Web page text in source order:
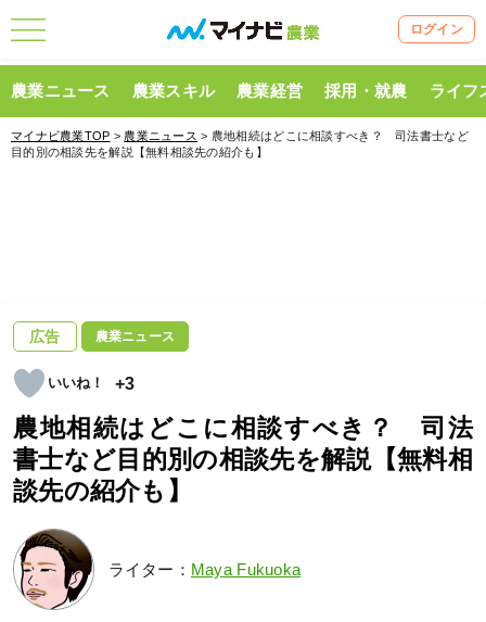
ログイン
農業ニュース 農業スキル 農業経営 採用・就農 ライフ
マイナビ農業TOP > 農業ニュース > 農地相続はどこに相談すべき？ 司法書士など
目的別の相談先を解説【無料相談先の紹介も】
広告 農業ニュース
+3
農地相続はどこに相談すべき？ 司法
書士など目的別の相談先を解説【無料相
談先の紹介も】
ライター： Maya Fukuoka